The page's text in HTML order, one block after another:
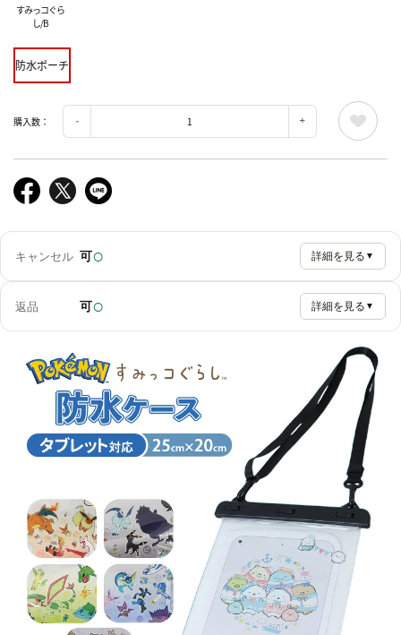
すみっコぐら
し/B
防水ポーチ
購入数：
キャンセル 可○ 詳細を見る ▼
返品 可○ 詳細を見る ▼